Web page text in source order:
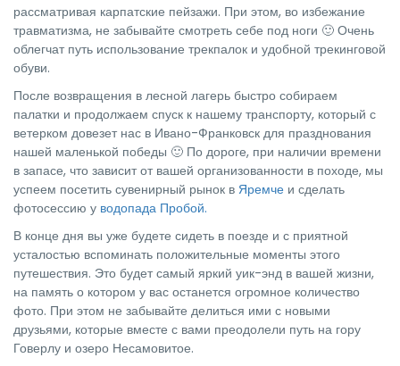
рассматривая карпатские пейзажи. При этом, во избежание
травматизма, не забывайте смотреть себе под ноги 🙂 Очень
облегчат путь использование трекпалок и удобной трекинговой
обуви.
После возвращения в лесной лагерь быстро собираем
палатки и продолжаем спуск к нашему транспорту, который с
ветерком довезет нас в Ивано-Франковск для празднования
нашей маленькой победы 🙂 По дороге, при наличии времени
в запасе, что зависит от вашей организованности в походе, мы
успеем посетить сувенирный рынок в Яремче и сделать
фотосессию у водопада Пробой.
В конце дня вы уже будете сидеть в поезде и с приятной
усталостью вспоминать положительные моменты этого
путешествия. Это будет самый яркий уик-энд в вашей жизни,
на память о котором у вас останется огромное количество
фото. При этом не забывайте делиться ими с новыми
друзьями, которые вместе с вами преодолели путь на гору
Говерлу и озеро Несамовитое.